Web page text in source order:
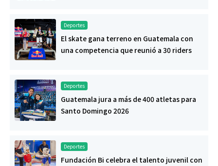
Deportes
El skate gana terreno en Guatemala con
una competencia que reunió a 30 riders
Deportes
Guatemala jura a más de 400 atletas para
Santo Domingo 2026
Deportes
Fundación Bi celebra el talento juvenil con